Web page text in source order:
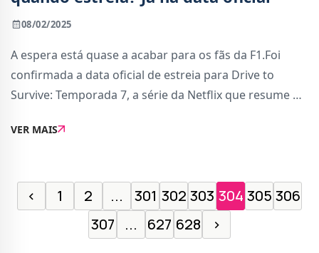
08/02/2025
A espera está quase a acabar para os fãs da F1.Foi
confirmada a data oficial de estreia para Drive to
Survive: Temporada 7, a série da Netflix que resume o
acompanha os dramas das equipas e pilotos ta
VER MAIS
‹ 1 2 ... 301 302 303 304 305 306
307
... 627 628 ›